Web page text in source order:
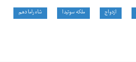
ازدواج ملکه سوتیدا
شاه راما دهم